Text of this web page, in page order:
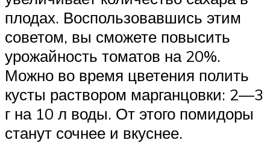
плодах. Воспользовавшись этим
советом, вы сможете повысить
урожайность томатов на 20%.
Можно во время цветения полить
кусты раствором марганцовки: 2—3
г на 10 л воды. От этого помидоры
станут сочнее и вкуснее.